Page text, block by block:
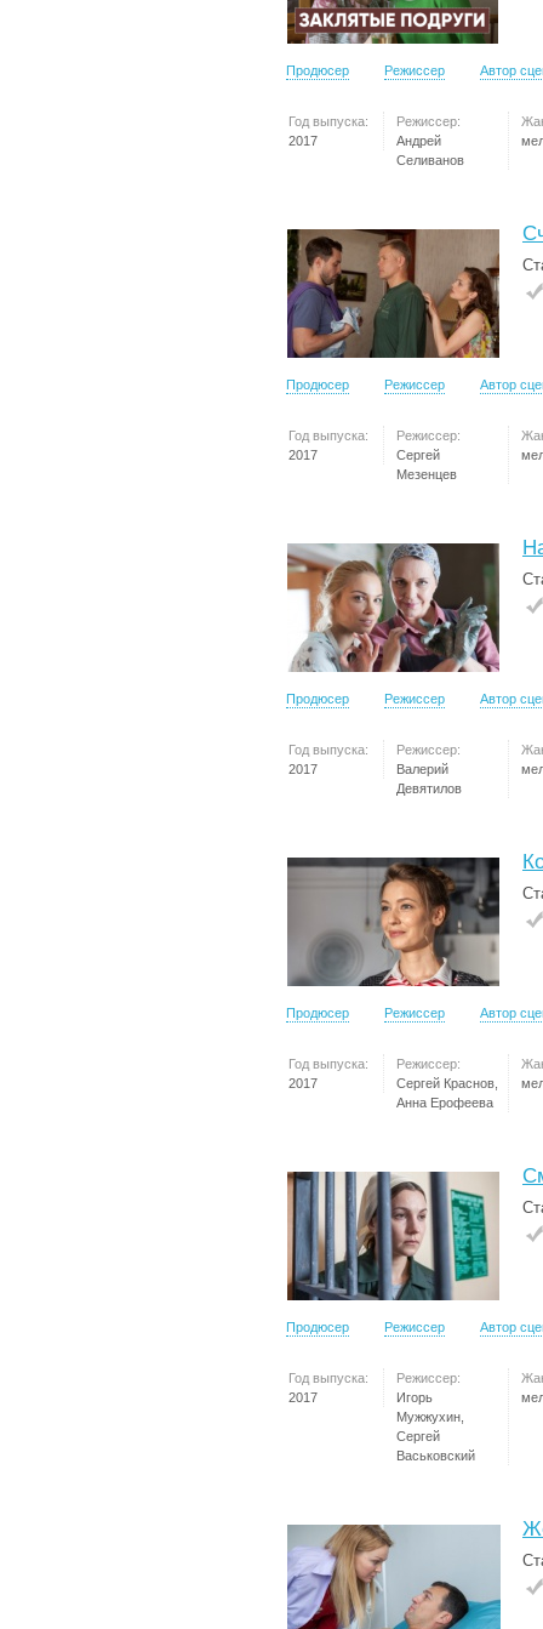
Продюсер Режиссер Автор
Год выпуска:
2017
Режиссер:
Андрей
Селиванов
Продюсер Режиссер Автор
Год выпуска:
2017
Режиссер:
Сергей
Мезенцев
Продюсер Режиссер Автор
Год выпуска:
2017
Режиссер:
Валерий
Девятилов
Продюсер Режиссер Автор
Год выпуска:
2017
Режиссер:
Сергей Краснов,
Анна Ерофеева
Продюсер Режиссер Автор
Год выпуска:
2017
Режиссер:
Игорь
Мужжухин,
Сергей
Васьковский